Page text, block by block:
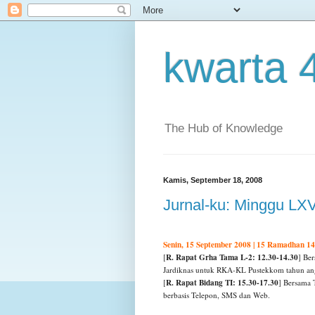
kwarta
The Hub of Knowledge
Kamis, September 18, 2008
Jurnal-ku: Minggu
Senin, 15 September 2008 | 15 Ramadhan
[R. Rapat Grha Tama L-2: 12.30-14.30]
Jardiknas untuk RKA-KL Pustekkom tahun
[R. Rapat Bidang TI: 15.30-17.30] Bersama
berbasis Telepon, SMS dan Web.